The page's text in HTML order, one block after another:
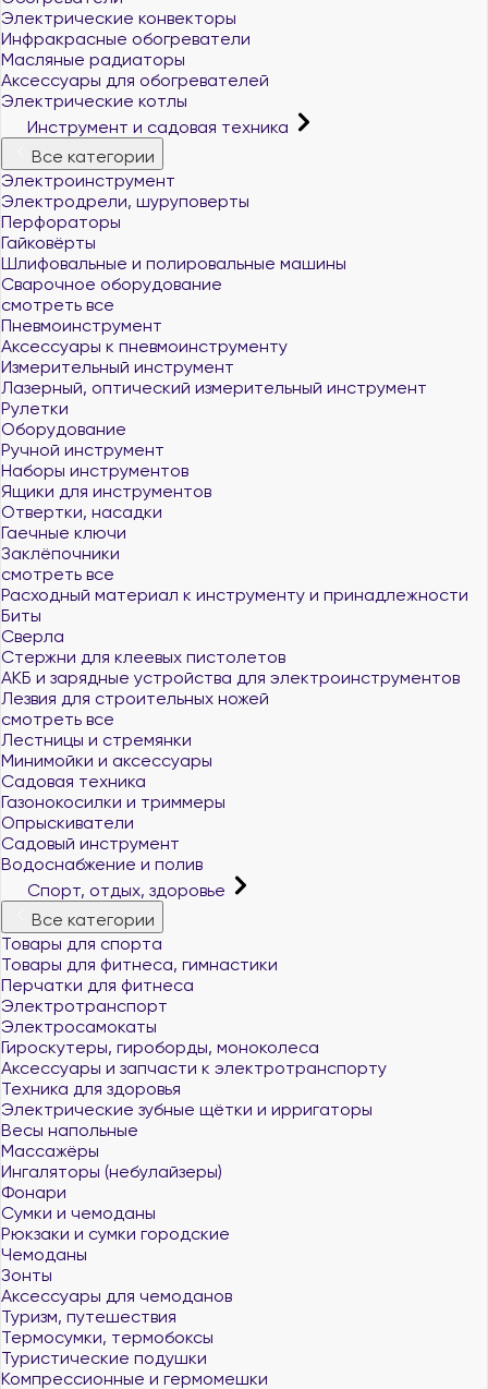
Электрические конвекторы
Инфракрасные обогреватели
Масляные радиаторы
Аксессуары для обогревателей
Электрические котлы
Инструмент и садовая техника
Все категории
Электроинструмент
Электродрели, шуруповерты
Перфораторы
Гайковёрты
Шлифовальные и полировальные машины
Сварочное оборудование
смотреть все
Пневмоинструмент
Аксессуары к пневмоинструменту
Измерительный инструмент
Лазерный, оптический измерительный инструмент
Рулетки
Оборудование
Ручной инструмент
Наборы инструментов
Ящики для инструментов
Отвертки, насадки
Гаечные ключи
Заклёпочники
смотреть все
Расходный материал к инструменту и принадлежности
Биты
Сверла
Стержни для клеевых пистолетов
АКБ и зарядные устройства для электроинструментов
Лезвия для строительных ножей
смотреть все
Лестницы и стремянки
Минимойки и аксессуары
Садовая техника
Газонокосилки и триммеры
Опрыскиватели
Садовый инструмент
Водоснабжение и полив
Спорт, отдых, здоровье
Все категории
Товары для спорта
Товары для фитнеса, гимнастики
Перчатки для фитнеса
Электротранспорт
Электросамокаты
Гироскутеры, гироборды, моноколеса
Аксессуары и запчасти к электротранспорту
Техника для здоровья
Электрические зубные щётки и ирригаторы
Весы напольные
Массажёры
Ингаляторы (небулайзеры)
Фонари
Сумки и чемоданы
Рюкзаки и сумки городские
Чемоданы
Зонты
Аксессуары для чемоданов
Туризм, путешествия
Термосумки, термобоксы
Туристические подушки
Компрессионные и гермомешки